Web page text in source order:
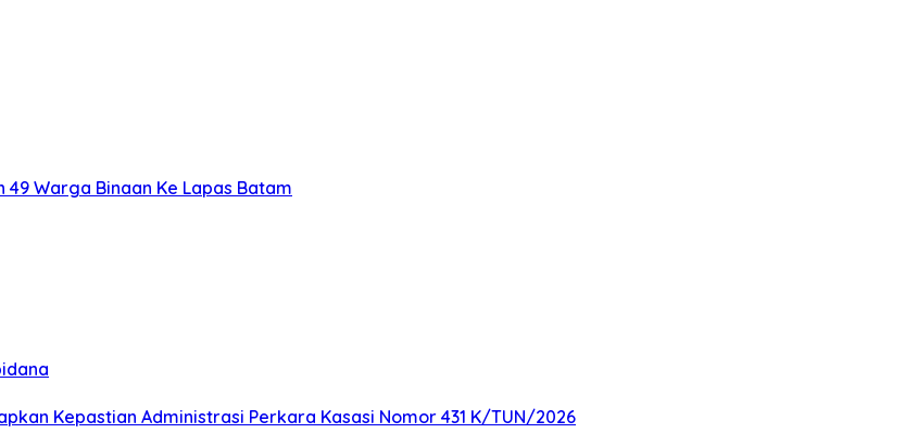
Warga Binaan Ke Lapas Batam
Kepastian Administrasi Perkara Kasasi Nomor 431 K/TUN/2026